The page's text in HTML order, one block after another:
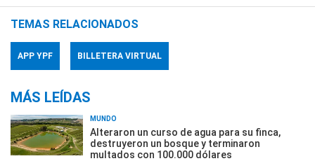
TEMAS RELACIONADOS
APP YPF BILLETERA VIRTUAL
MÁS LEÍDAS
MUNDO
Alteraron un curso de agua para su finca,
destruyeron un bosque y terminaron
multados con 100.000 dólares